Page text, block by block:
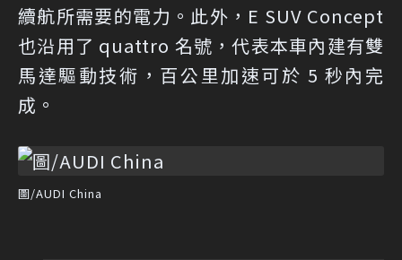
續航所需要的電力。此外，E SUV Concept
也沿用了 quattro 名號，代表本車內建有雙
馬達驅動技術，百公里加速可於 5 秒內完
成。
圖/AUDI China